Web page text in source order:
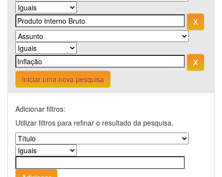
Iniciar uma nova pesquisa
Adicionar filtros:
Utilizar filtros para refinar o resultado da pesquisa.